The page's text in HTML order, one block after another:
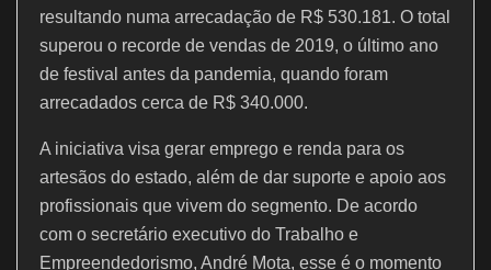
resultando numa arrecadação de R$ 530.181. O total
superou o recorde de vendas de 2019, o último ano
de festival antes da pandemia, quando foram
arrecadados cerca de R$ 340.000.
A iniciativa visa gerar emprego e renda para os
artesãos do estado, além de dar suporte e apoio aos
profissionais que vivem do segmento. De acordo
com o secretário executivo do Trabalho e
Empreendedorismo, André Mota, esse é o momento